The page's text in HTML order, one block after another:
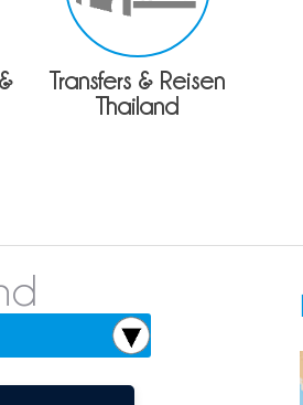
Transfers & Reisen
Thailand